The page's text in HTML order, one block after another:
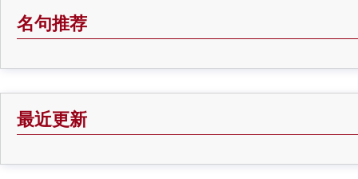
名句推荐
最近更新